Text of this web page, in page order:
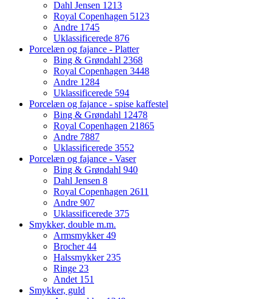
Dahl Jensen 1213
Royal Copenhagen 5123
Andre 1745
Uklassificerede 876
Porcelæn og fajance - Platter
Bing & Grøndahl 2368
Royal Copenhagen 3448
Andre 1284
Uklassificerede 594
Porcelæn og fajance - spise kaffestel
Bing & Grøndahl 12478
Royal Copenhagen 21865
Andre 7887
Uklassificerede 3552
Porcelæn og fajance - Vaser
Bing & Grøndahl 940
Dahl Jensen 8
Royal Copenhagen 2611
Andre 907
Uklassificerede 375
Smykker, double m.m.
Armsmykker49
Brocher44
Halssmykker 235
Ringe 23
Andet 151
Smykker, guld